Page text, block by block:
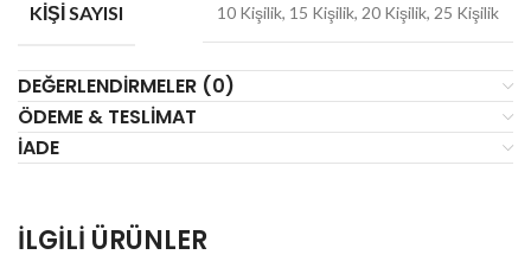
KIŞI SAYISI 10 Kişilik, 15 Kişilik, 20 Kişilik, 25 Kişilik
DEĞERLENDIRMELER (0)
ÖDEME & TESLIMAT
İADE
İLGILI ÜRÜNLER